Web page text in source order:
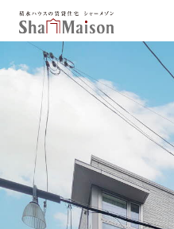
保存した条件
新着メール設定
北海道 東北
中部
関西
九州